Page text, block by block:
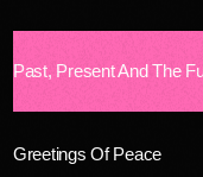
Past, Present And The
Greetings Of Peace